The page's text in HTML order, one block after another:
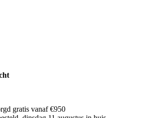
gratis vanaf €950